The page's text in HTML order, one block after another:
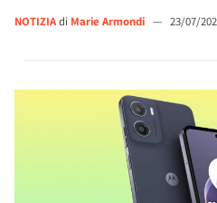
NOTIZIAdi Marie Armondi — 23/07/